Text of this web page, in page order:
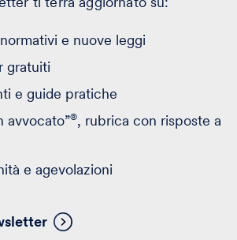
e nuove leggi
gratuiti
e guide pratiche
avvocato”®, rubrica con risposte a
e agevolazioni